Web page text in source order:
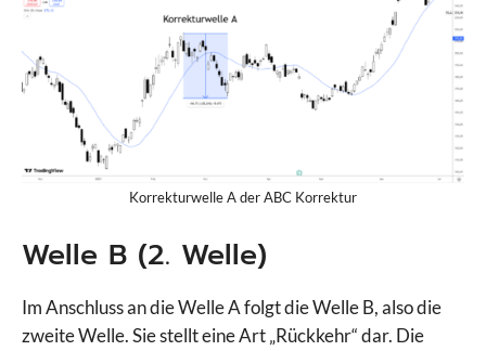
Korrekturwelle A der ABC Korrektur
Welle B (2. Welle)
Im Anschluss an die Welle A folgt die Welle B, also die
zweite Welle. Sie stellt eine Art „Rückkehr“ dar. Die